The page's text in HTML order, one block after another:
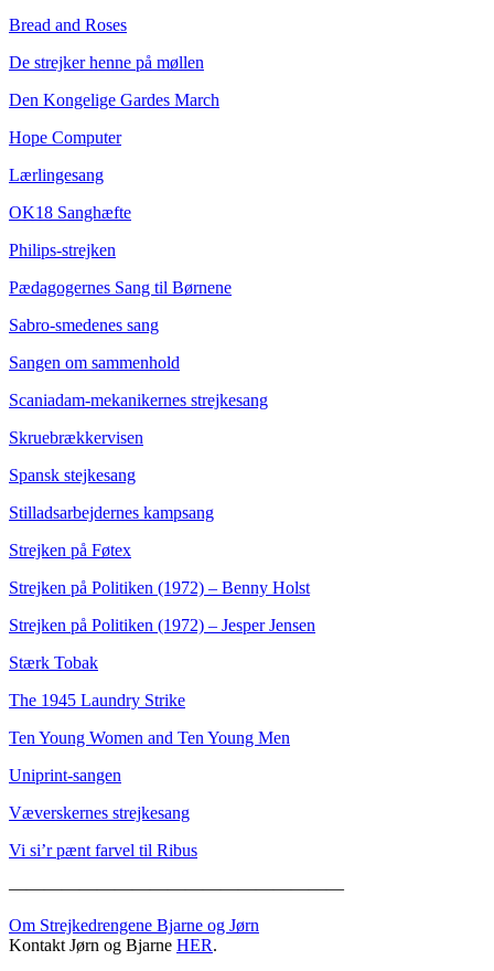
Bread and Roses
De strejker henne på møllen
Den Kongelige Gardes March
Hope Computer
Lærlingesang
OK18 Sanghæfte
Philips-strejken
Pædagogernes Sang til Børnene
Sabro-smedenes sang
Sangen om sammenhold
Scaniadam-mekanikernes strejkesang
Skruebrækkervisen
Spansk stejkesang
Stilladsarbejdernes kampsang
Strejken på Føtex
Strejken på Politiken (1972) – Benny Holst
Strejken på Politiken (1972) – Jesper Jensen
Stærk Tobak
The 1945 Laundry Strike
Ten Young Women and Ten Young Men
Uniprint-sangen
Væverskernes strejkesang
Vi si’r pænt farvel til Ribus
———————————————————
Om Strejkedrengene Bjarne og Jørn
Kontakt Jørn og Bjarne HER.